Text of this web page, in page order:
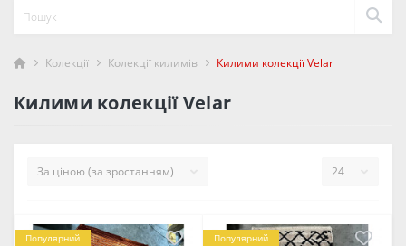
Колекції Колекції килимів Килими колекції Velar
Килими колекції Velar
Популярний
Популярний